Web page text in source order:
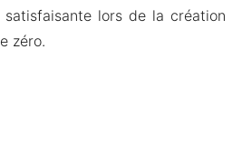
satisfaisante lors de la création
zéro.